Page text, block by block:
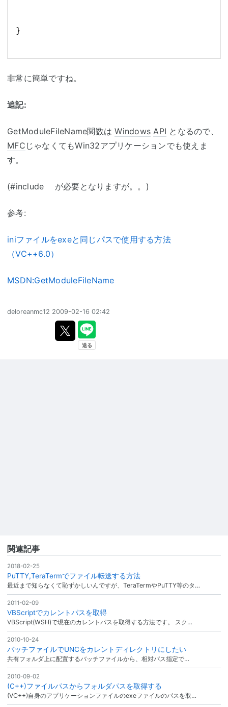
}
非常に簡単ですね。
追記:
GetModuleFileName関数はWindows API となるので、
MFC じゃなくてもWin32アプリケーションでも使えま
す。
(#include が必要となりますが。。)
参考:
iniファイルをexeと同じパスで使用する方法
（VC++6.0）
MSDN:GetModuleFileName
deloreanmc12 2009-02-16 02:42
関連記事
2018-02-25
PuTTY,TeraTermでファイル転送する方法
最近まで知らなくて恥ずかしいんですが、TeraTermやPuTTY等のタ…
2011-02-09
VBScriptでカレントパスを取得
VBScript(WSH)で現在のカレントパスを取得する方法です。 スク…
2010-10-24
バッチファイルでUNCをカレントディレクトリにしたい
共有フォルダ上に配置するバッチファイルから、相対パス指定で…
2010-09-02
(C++)ファイルパスからフォルダパスを取得する
(VC++)自身のアプリケーションファイルのexeファイルのパスを取…